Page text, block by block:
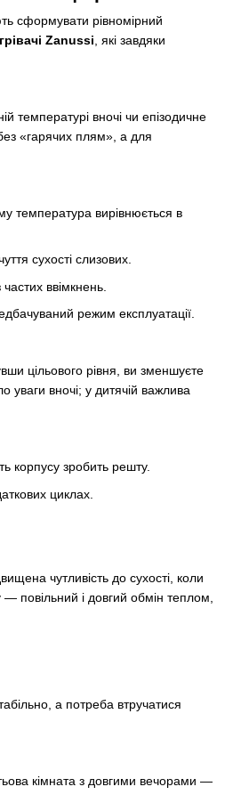
сформувати рівномірний
Zanussi , які завдяки
температурі вночі чи епізодичне
«гарячих плям», а для
температура вирівнюється в
сухості слизових.
ввімкнень.
режим експлуатації.
цільового рівня, ви зменшуєте
уваги вночі; у дитячій важлива
корпусу зробить решту.
циклах.
чутливість до сухості, коли
повільний і довгий обмін теплом,
а потреба втручатися
кімната з довгими вечорами —
підтримувати температуру
та взимку.
будинків, де важливі тиша,
якості та доступ до
результат, без
температуру в дитячій,
— масляні обігрівачі
коли кожен сезон техніка
дрібних клопотів у процесі